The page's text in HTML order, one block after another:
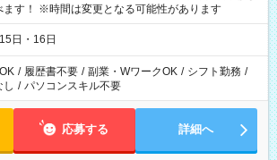
ます！ ※時間は変更となる可能性があります
日・16日
/ 履歴書不要 / 副業・WワークOK / シフト勤務 /
し / パソコンスキル不要
応募する 詳細へ